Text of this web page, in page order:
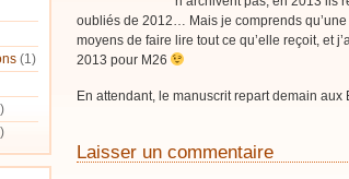
(1)
oubliés de 2012… Mais je comprends
moyens de faire lire tout ce qu’elle reçoit, et
2013 pour M26
En attendant, le manuscrit repart demain aux
Laisser un commentaire